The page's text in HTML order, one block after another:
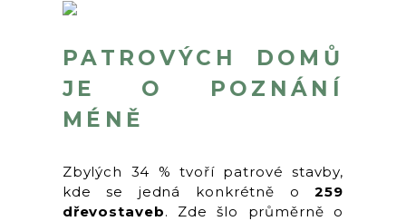
PATROVÝCH DOMŮ
JE O POZNÁNÍ
MÉNĚ
Zbylých 34 % tvoří patrové stavby,
kde se jedná konkrétně o259
dřevostaveb. Zde šlo průměrně o